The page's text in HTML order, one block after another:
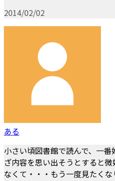
2014/02/02
ある
小さい頃図書館で読んで、一
ざ内容を思い出そうとすると
なくて・・・もう一度見たく